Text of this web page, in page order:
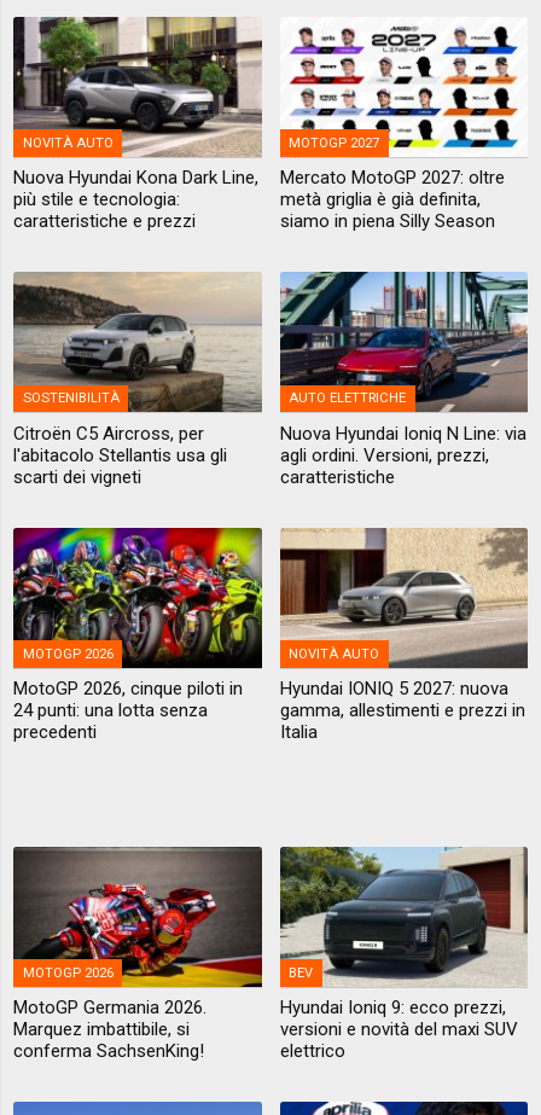
NOVITÀ AUTO
Nuova Hyundai Kona Dark Line,
più stile e tecnologia:
caratteristiche e prezzi
MOTOGP 2027
Mercato MotoGP 2027: oltre
metà griglia è già definita,
siamo in piena Silly Season
SOSTENIBILITÀ
Citroën C5 Aircross, per
l'abitacolo Stellantis usa gli
scarti dei vigneti
AUTO ELETTRICHE
Nuova Hyundai Ioniq N Line: via
agli ordini. Versioni, prezzi,
caratteristiche
MOTOGP 2026
MotoGP 2026, cinque piloti in
24 punti: una lotta senza
precedenti
NOVITÀ AUTO
Hyundai IONIQ 5 2027: nuova
gamma, allestimenti e prezzi in
Italia
MOTOGP 2026
MotoGP Germania 2026.
Marquez imbattibile, si
conferma SachsenKing!
BEV
Hyundai Ioniq 9: ecco prezzi,
versioni e novità del maxi SUV
elettrico